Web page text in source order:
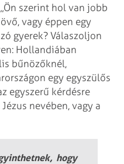
szerint hol van jobb
vagy éppen egy
gyerek? Válaszoljon
Hollandiában
bűnözőknél,
egy egyszülős
egyszerű kérdésre
nevében, vagy a
hogy